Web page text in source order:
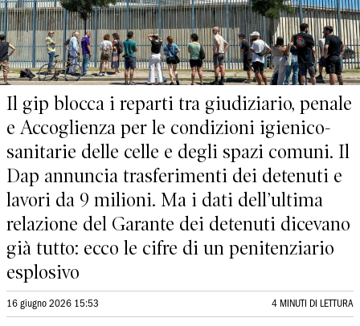
Il gip blocca i reparti tra giudiziario, penale
e Accoglienza per le condizioni igienico-
sanitarie delle celle e degli spazi comuni. Il
Dap annuncia trasferimenti dei detenuti e
lavori da 9 milioni. Ma i dati dell’ultima
relazione del Garante dei detenuti dicevano
già tutto: ecco le cifre di un penitenziario
esplosivo
16 giugno 2026 15:53 4 MINUTI DI LETTURA